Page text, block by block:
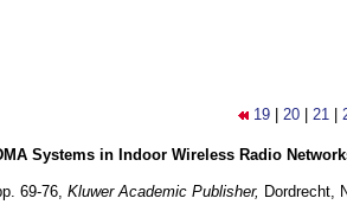
19 20 21
Systems in Indoor Wireless Radio
69-76, Kluwer Academic Publisher, Dordrecht,